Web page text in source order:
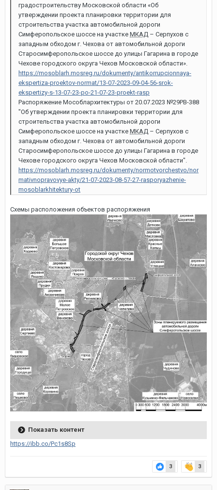
градостроительству Московской области «Об
утверждении проекта планировки территории для
строительства участка автомобильной дороги
Симферопольское шоссе на участке МКАД – Серпухов с
западным обходом г. Чехова от автомобильной дороги
Старосимферопольское шоссе до улицы Гагарина в городе
Чехове городского округа Чехов Московской области».
https://mosoblarh.mosreg.ru/dokumenty/antikorrupcionnaya-
ekspertiza-proektov-normat/13-07-2023-09-04-56-srok-
ekspertizy-s-13-07-23-po-21-07-23-proekt-rasp
Распоряжение Мособлархитектуры от 20.07.2023 №29РВ-388
"Об утверждении проекта планировки территории для
строительства участка автомобильной дороги
Симферопольское шоссе на участке МКАД – Серпухов с
западным обходом г. Чехова от автомобильной дороги
Старосимферопольское шоссе до улицы Гагарина в городе
Чехове городского округа Чехов Московской области".
https://mosoblarh.mosreg.ru/dokumenty/normotvorchestvo/nor
mativnopravovye-akty/21-07-2023-08-57-27-rasporyazhenie-
mosoblarkhitektury-ot
Схемы расположения объектов распоряжения
Показать контент
https://ibb.co/Pc1s8Sp
3 3